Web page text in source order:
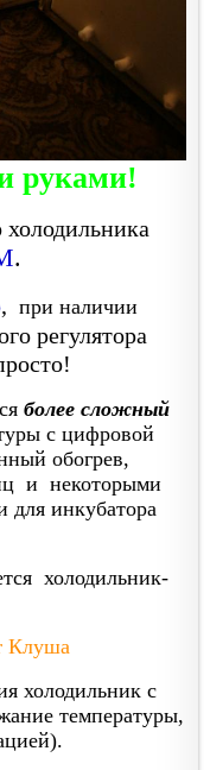
руками!
.
, при наличии
регулятора
более сложный
с цифровой
обогрев,
и некоторыми
для инкубатора
холодильник-
Клуша
холодильник с
температуры,